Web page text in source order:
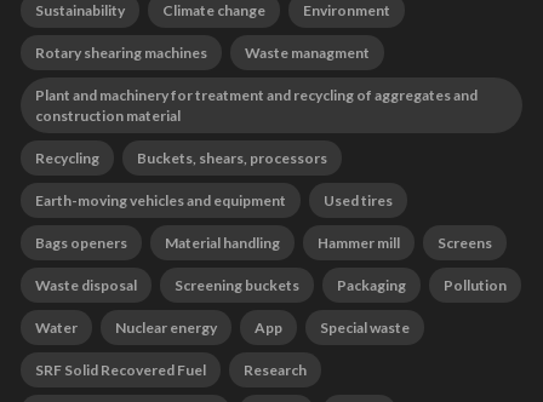
Sustainability Climate change Environment
Rotary shearing machines Waste managment
Plant and machinery for treatment and recycling of aggregates and
construction material
Recycling Buckets, shears, processors
Earth-moving vehicles and equipment Used tires
Bags openers Material handling Hammer mill Screens
Waste disposal Screening buckets Packaging Pollution
Water Nuclear energy App Special waste
SRF Solid Recovered Fuel Research